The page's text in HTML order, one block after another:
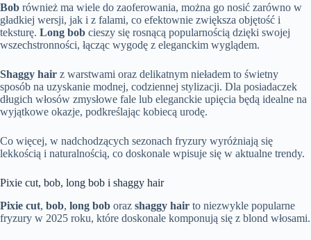
Bob również ma wiele do zaoferowania, można go nosić zarówno w
gładkiej wersji, jak i z falami, co efektownie zwiększa objętość i
teksturę. Long bob cieszy się rosnącą popularnością dzięki swojej
wszechstronności, łącząc wygodę z eleganckim wyglądem.
Shaggy hair z warstwami oraz delikatnym nieładem to świetny
sposób na uzyskanie modnej, codziennej stylizacji. Dla posiadaczek
długich włosów zmysłowe fale lub eleganckie upięcia będą idealne na
wyjątkowe okazje, podkreślając kobiecą urodę.
Co więcej, w nadchodzących sezonach fryzury wyróżniają się
lekkością i naturalnością, co doskonale wpisuje się w aktualne trendy.
Pixie cut, bob, long bob i shaggy hair
Pixie cut, bob, long bob oraz shaggy hair to niezwykle popularne
fryzury w 2025 roku, które doskonale komponują się z blond włosami.